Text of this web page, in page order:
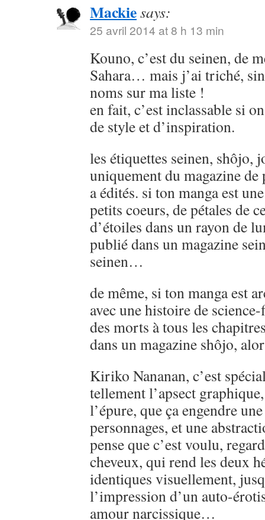
Mackiesays:
25 avril 2014 at 8 h 13 min
Kouno, c’est du seinen, de
Sahara… mais j’ai triché,
noms sur ma liste !
en fait, c’est inclassable si
de style et d’inspiration.
les étiquettes seinen, shôjo,
uniquement du magazine
a édités. si ton manga est
petits coeurs, de pétales de
d’étoiles dans un rayon de
publié dans un magazine
seinen…
de même, si ton manga est
avec une histoire de
des morts à tous les
dans un magazine shôjo,
Kiriko Nananan, c’est
tellement l’apsect
l’épure, que ça engendre
personnages, et une
pense que c’est voulu,
cheveux, qui rend les deux
identiques visuellement,
l’impression d’un auto-
amour narcissique…